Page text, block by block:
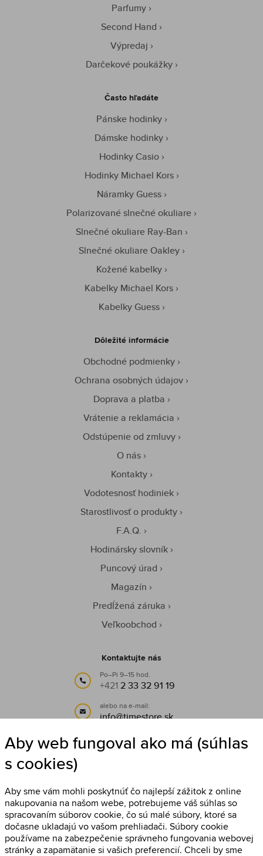
Parfumy
Second Hand
Výpredaj
Darčekové poukážky
Často hľadáte
Pánske hodinky
Dámske hodinky
Hodinky Casio
Hodinky Michael Kors
Náramky Guess
Polarizované slnečné okuliare
Slnečné okuliare Ray-Ban
Slnečné okuliare Oakley
Kožené kabelky
Kabelky Michael Kors
Kabelky Guess
Dôležité informácie
Obchodné podmienky
Ochrana osobných údajov
Doprava a platba
Vrátenie a reklamácia
Odstúpenie od zmluvy
O nás
Kontakty
Vodotesnosť hodiniek
Starostlivosť o produkty
F.A.Q.
Hodinársky slovník
Puncový úrad
Magazín
Predĺžená záruka
Veľkoobchod
Kontaktujte nás
Po–Pi 9–15 hod.
+421 2 33 32 91 19
alebo na e-mail:
info@timestore.sk
Sledujte nás
Aby web fungoval ako má (súhlas
s cookies)
Aby sme vám mohli poskytnúť čo najlepší zážitok z online
nakupovania na našom webe, potrebujeme váš súhlas so
spracovaním súborov cookie, čo sú malé súbory, ktoré sa
dočasne ukladajú vo vašom prehliadači. Súbory cookie
používame na zabezpečenie správneho fungovania webovej
stránky a zapamätanie si vašich preferencií. Chceli by sme